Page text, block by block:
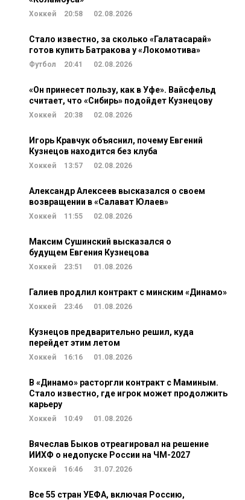
Хоккей 20:58 02.08.2026
Стало известно, за сколько «Галатасарай»
готов купить Батракова у «Локомотива»
Футбол 20:41 02.08.2026
«Он принесет пользу, как в Уфе». Вайсфельд
считает, что «Сибирь» подойдет Кузнецову
Хоккей 20:38 02.08.2026
Игорь Кравчук объяснил, почему Евгений
Кузнецов находится без клуба
Хоккей 13:57 02.08.2026
Александр Алексеев высказался о своем
возвращении в «Салават Юлаев»
Хоккей 11:55 02.08.2026
Максим Сушинский высказался о
будущем Евгения Кузнецова
Хоккей 23:51 01.08.2026
Галиев продлил контракт с минским «Динамо»
Хоккей 23:46 01.08.2026
Кузнецов предварительно решил, куда
перейдет этим летом
Хоккей 16:16 01.08.2026
В «Динамо» расторгли контракт с Маминым.
Стало известно, где игрок может продолжить
карьеру
Хоккей 10:49 01.08.2026
Вячеслав Быков отреагировал на решение
ИИХФ о недопуске России на ЧМ-2027
Хоккей 16:46 31.07.2026
Все 55 стран УЕФА, включая Россию,